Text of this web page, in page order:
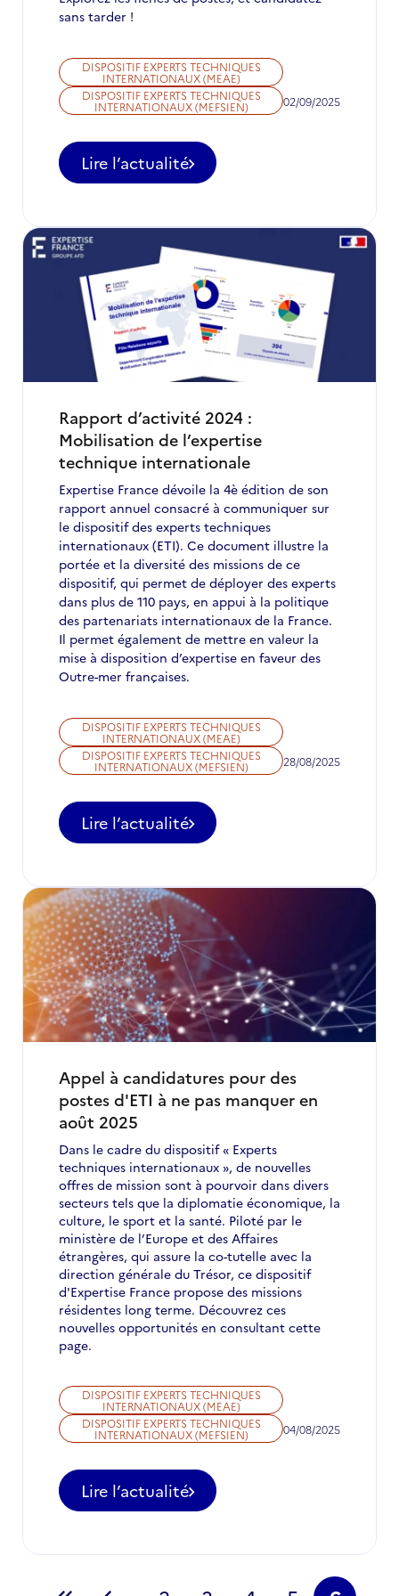
sans tarder !
DISPOSITIF EXPERTS TECHNIQUES
INTERNATIONAUX (MEAE)
DISPOSITIF EXPERTS TECHNIQUES
INTERNATIONAUX (MEFSIEN) 02/09/2025
Lire l’actualité
-
Appel
candidatures
pour
des
postes
d'ETI
à
ne
pas
manquer
septembre
2025
Rapport d’activité 2024 :
Mobilisation de l’expertise
technique internationale
Expertise France dévoile la 4è édition de son
rapport annuel consacré à communiquer sur
le dispositif des experts techniques
internationaux (ETI). Ce document illustre la
portée et la diversité des missions de ce
dispositif, qui permet de déployer des experts
dans plus de 110 pays, en appui à la politique
des partenariats internationaux de la France.
Il permet également de mettre en valeur la
mise à disposition d’expertise en faveur des
Outre-mer françaises.
DISPOSITIF EXPERTS TECHNIQUES
INTERNATIONAUX (MEAE)
DISPOSITIF EXPERTS TECHNIQUES
INTERNATIONAUX (MEFSIEN) 28/08/2025
Lire l’actualité
-
Rapport
2024
:
Mobilisation
de
l’expertise
technique
internationale
Appel à candidatures pour des
postes d'ETI à ne pas manquer en
août 2025
Dans le cadre du dispositif « Experts
techniques internationaux », de nouvelles
offres de mission sont à pourvoir dans divers
secteurs tels que la diplomatie économique, la
culture, le sport et la santé. Piloté par le
ministère de l’Europe et des Affaires
étrangères, qui assure la co-tutelle avec la
direction générale du Trésor, ce dispositif
d'Expertise France propose des missions
résidentes long terme. Découvrez ces
nouvelles opportunités en consultant cette
page.
DISPOSITIF EXPERTS TECHNIQUES
INTERNATIONAUX (MEAE)
DISPOSITIF EXPERTS TECHNIQUES
INTERNATIONAUX (MEFSIEN) 04/08/2025
Lire l’actualité
-
Appel
candidatures
Pagination